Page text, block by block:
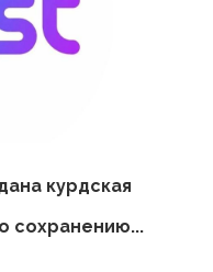
курдская
сохранению...